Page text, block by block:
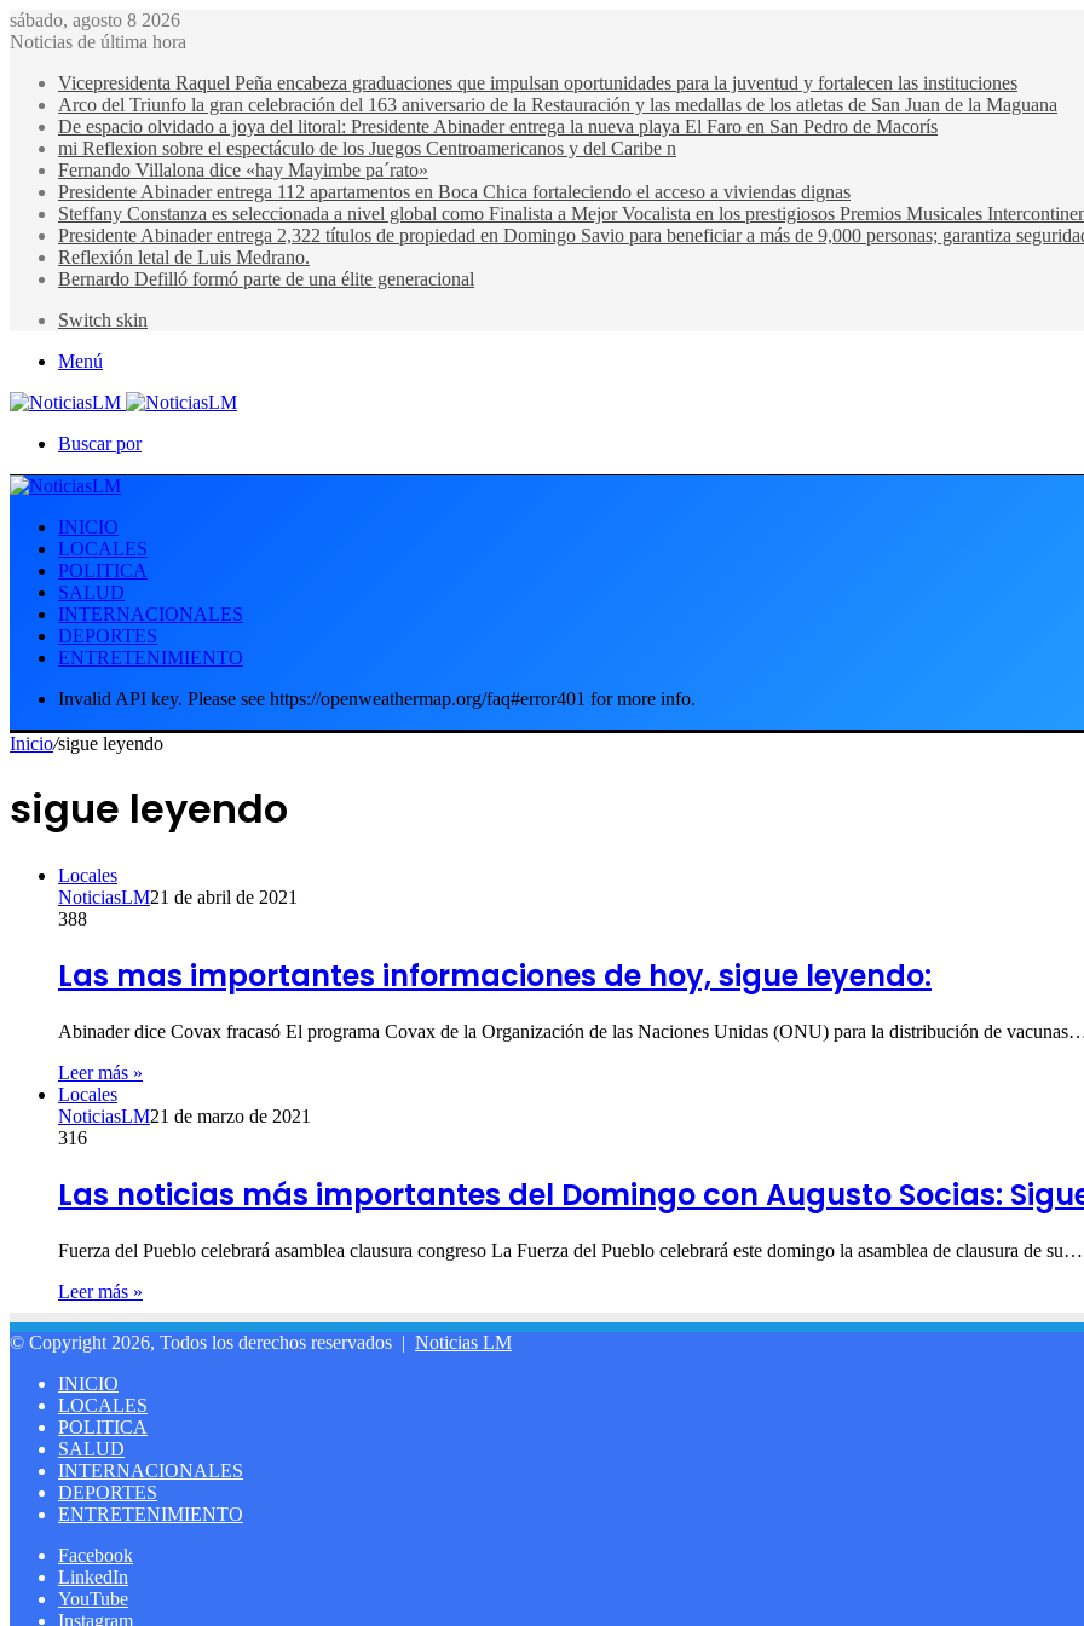
sábado, agosto 8 2026
Noticias de última hora
Vicepresidenta Raquel Peña encabeza graduaciones que impulsan oportunidades para la juventud y fortalecen las instituciones
Arco del Triunfo la gran celebración del 163 aniversario de la Restauración y las medallas de los atletas de San Juan de la Maguana
De espacio olvidado a joya del litoral: Presidente Abinader entrega la nueva playa El Faro en San Pedro de Macorís
mi Reflexion sobre el espectáculo de los Juegos Centroamericanos y del Caribe n
Fernando Villalona dice «hay Mayimbe pa´rato»
Presidente Abinader entrega 112 apartamentos en Boca Chica fortaleciendo el acceso a viviendas dignas
Steffany Constanza es seleccionada a nivel global como Finalista a Mejor Vocalista en los prestigiosos Premios Musicales
Presidente Abinader entrega 2,322 títulos de propiedad en Domingo Savio para beneficiar a más de 9,000 personas; garantiza
Reflexión letal de Luis Medrano.
Bernardo Defilló formó parte de una élite generacional
Switch skin
Menú
Buscar por
INICIO
LOCALES
POLITICA
SALUD
INTERNACIONALES
DEPORTES
ENTRETENIMIENTO
Invalid API key. Please see https://openweathermap.org/faq#error401 for more info.
Inicio/sigue leyendo
sigue leyendo
Locales
NoticiasLM21 de abril de 2021
388
Las mas importantes informaciones de hoy, sigue leyendo:
Abinader dice Covax fracasó El programa Covax de la Organización de las Naciones Unidas (ONU) para la distribución de
Leer más »
Locales
NoticiasLM21 de marzo de 2021
316
Las noticias más importantes del Domingo con Augusto Socias:
Fuerza del Pueblo celebrará asamblea clausura congreso La Fuerza del Pueblo celebrará este domingo la asamblea de clausura de su…
Leer más »
© Copyright 2026, Todos los derechos reservados | Noticias LM
INICIO
LOCALES
POLITICA
SALUD
INTERNACIONALES
DEPORTES
ENTRETENIMIENTO
Facebook
LinkedIn
YouTube
Instagram